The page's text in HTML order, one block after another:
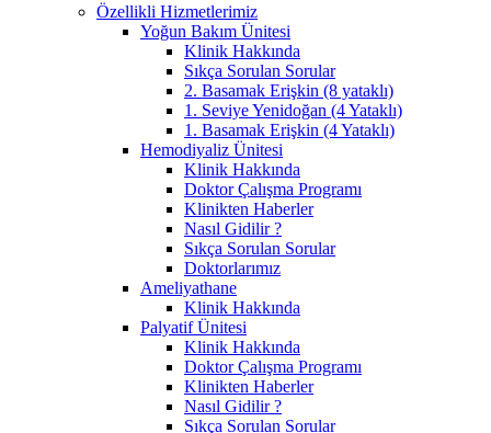
Özellikli Hizmetlerimiz
Yoğun Bakım Ünitesi
Klinik Hakkında
Sıkça Sorulan Sorular
2. Basamak Erişkin (8 yataklı)
1. Seviye Yenidoğan (4 Yataklı)
1. Basamak Erişkin (4 Yataklı)
Hemodiyaliz Ünitesi
Klinik Hakkında
Doktor Çalışma Programı
Klinikten Haberler
Nasıl Gidilir ?
Sıkça Sorulan Sorular
Doktorlarımız
Ameliyathane
Klinik Hakkında
Palyatif Ünitesi
Klinik Hakkında
Doktor Çalışma Programı
Klinikten Haberler
Nasıl Gidilir ?
Sıkça Sorulan Sorular